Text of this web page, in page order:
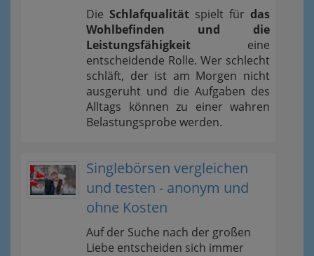
Die Schlafqualität spielt für das
Wohlbefinden und die
Leistungsfähigkeit eine
entscheidende Rolle. Wer schlecht
schläft, der ist am Morgen nicht
ausgeruht und die Aufgaben des
Alltags können zu einer wahren
Belastungsprobe werden.
Singlebörsen vergleichen
und testen - anonym und
ohne Kosten
Auf der Suche nach der großen
Liebe entscheiden sich immer